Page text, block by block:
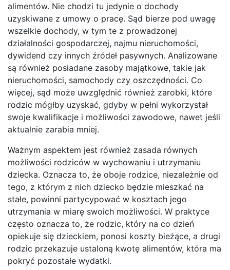
alimentów. Nie chodzi tu jedynie o dochody
uzyskiwane z umowy o pracę. Sąd bierze pod uwagę
wszelkie dochody, w tym te z prowadzonej
działalności gospodarczej, najmu nieruchomości,
dywidend czy innych źródeł pasywnych. Analizowane
są również posiadane zasoby majątkowe, takie jak
nieruchomości, samochody czy oszczędności. Co
więcej, sąd może uwzględnić również zarobki, które
rodzic mógłby uzyskać, gdyby w pełni wykorzystał
swoje kwalifikacje i możliwości zawodowe, nawet jeśli
aktualnie zarabia mniej.
Ważnym aspektem jest również zasada równych
możliwości rodziców w wychowaniu i utrzymaniu
dziecka. Oznacza to, że oboje rodzice, niezależnie od
tego, z którym z nich dziecko będzie mieszkać na
stałe, powinni partycypować w kosztach jego
utrzymania w miarę swoich możliwości. W praktyce
często oznacza to, że rodzic, który na co dzień
opiekuje się dzieckiem, ponosi koszty bieżące, a drugi
rodzic przekazuje ustaloną kwotę alimentów, która ma
pokryć pozostałe wydatki.